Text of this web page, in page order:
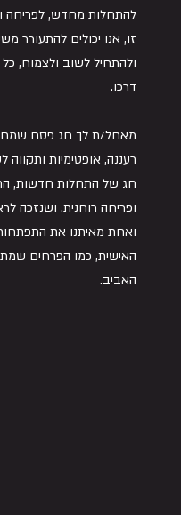
להתחלות מחדש, לפריחה
זו, אנו יכולים להתעורר
ולהתחיל לשוב ולצמוח,
דרכו.
מאחל/ת לך חג פסח שמח,
רעננה, אופטימיות ותקווה
חג של התחלות חדשות,
ופריחה רוחנית. ושנזכה
ואחת מאיתנו את
האישית, כמו הפרחים
האביב.